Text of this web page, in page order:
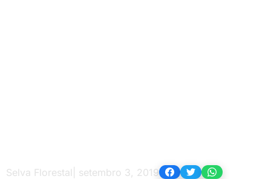
Selva Florestal setembro 3, 2019